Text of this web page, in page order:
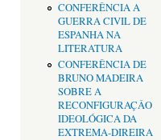
CONFERÊNCIA A
GUERRA CIVIL DE
ESPANHA NA
LITERATURA
CONFERÊNCIA DE
BRUNO MADEIRA
SOBRE A
RECONFIGURAÇÂO
IDEOLÓGICA DA
EXTREMA-DIREIRA